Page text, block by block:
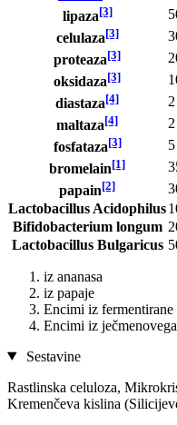
lipaza[3]
celulaza[3]
proteaza[3]
oksidaza[3]
diastaza[4]
maltaza[4]
fosfataza[3]
bromelain[1]
papain[2]
Lactobacillus Acidophilus
Bifidobacterium longum
Lactobacillus Bulgaricus
iz ananasa
iz papaje
Encimi iz
Encimi iz
Sestavine
Rastlinska celuloza,
Kremenčeva kislina